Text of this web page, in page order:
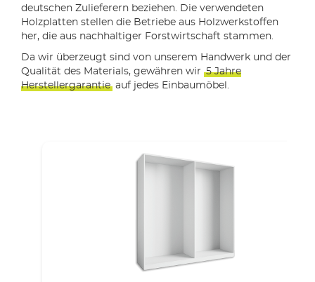
deutschen Zulieferern beziehen. Die verwendeten
Holzplatten stellen die Betriebe aus Holzwerkstoffen
her, die aus nachhaltiger Forstwirtschaft stammen.
Da wir überzeugt sind von unserem Handwerk und der
Qualität des Materials, gewähren wir 5 Jahre
Herstellergarantie auf jedes Einbaumöbel.